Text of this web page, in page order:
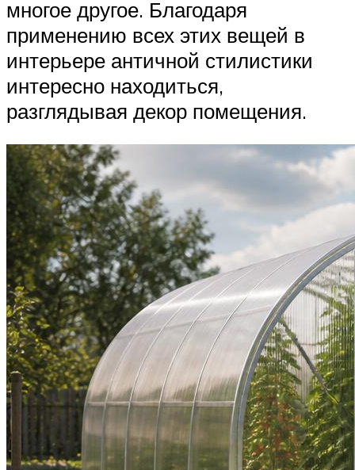
многое другое. Благодаря
применению всех этих вещей в
интерьере античной стилистики
интересно находиться,
разглядывая декор помещения.